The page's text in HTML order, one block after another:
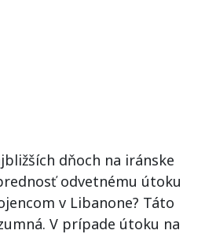
dňoch na iránske
odvetnému útoku
v Libanone? Táto
V prípade útoku na